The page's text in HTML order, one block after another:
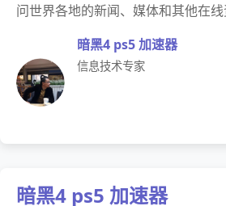
问世界各地的新闻、媒体和其他在线
暗黑4 ps5 加速器
信息技术专家
暗黑4 ps5 加速器